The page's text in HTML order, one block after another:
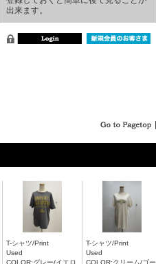
出来ます。
T-シャツ/Print
Used
COLOR:グレー/イエロ
T-シャツ/Print
Used
COLOR:クリーム/ゴー